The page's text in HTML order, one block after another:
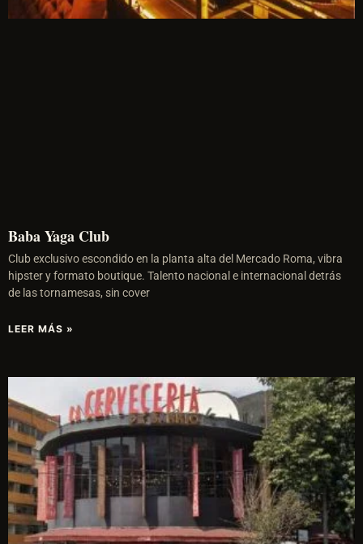
Baba Yaga Club
Club exclusivo escondido en la planta alta del Mercado Roma, vibra
hipster y formato boutique. Talento nacional e internacional detrás
de las tornamesas, sin cover
LEER MÁS »